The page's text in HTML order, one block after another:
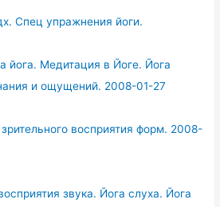
Спец упражнения йоги.
йога. Медитация в Йоге. Йога
и ощущений. 2008-01-27
восприятия форм. 2008-
звука. Йога слуха. Йога